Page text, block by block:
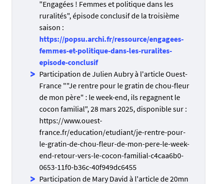
"Engagées ! Femmes et politique dans les
ruralités", épisode conclusif de la troisième
saison :
https://popsu.archi.fr/ressource/engagees-
femmes-et-politique-dans-les-ruralites-
episode-conclusif
Participation de Julien Aubry à l'article Ouest-
France ""Je rentre pour le gratin de chou-fleur
de mon père" : le week-end, ils regagnent le
cocon familial", 28 mars 2025, disponible sur :
https://www.ouest-
france.fr/education/etudiant/je-rentre-pour-
le-gratin-de-chou-fleur-de-mon-pere-le-week-
end-retour-vers-le-cocon-familial-c4caa6b0-
0653-11f0-b36c-40f949dc6455
Participation de Mary David à l'article de 20mn